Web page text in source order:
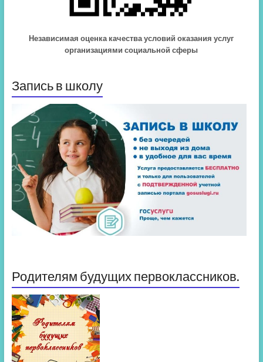
Независимая оценка качества условий оказания услуг
организациями социальной сферы
Запись в школу
Родителям будущих первоклассников.